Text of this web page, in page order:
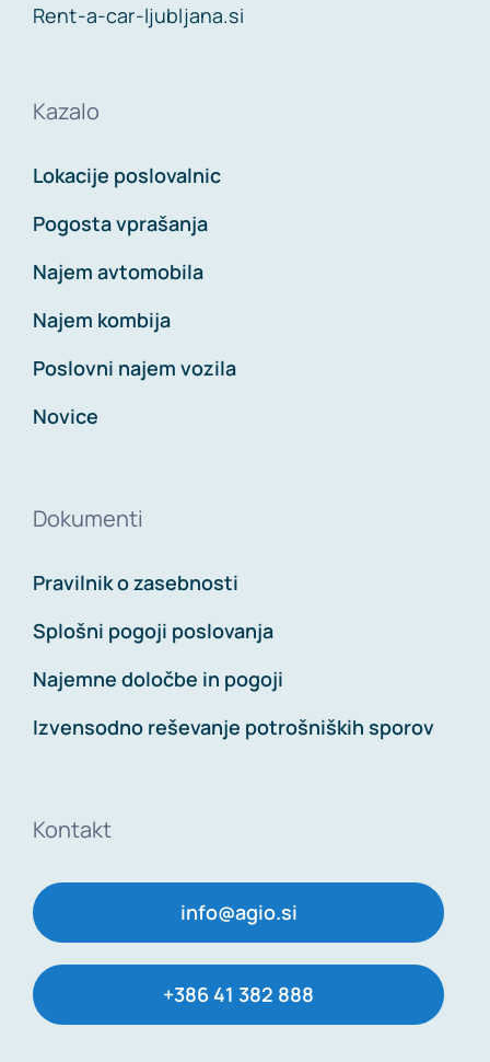
Rent-a-car-ljubljana.si
Kazalo
Lokacije poslovalnic
Pogosta vprašanja
Najem avtomobila
Najem kombija
Poslovni najem vozila
Novice
Dokumenti
Pravilnik o zasebnosti
Splošni pogoji poslovanja
Najemne določbe in pogoji
Izvensodno reševanje potrošniških sporov
Kontakt
info@agio.si
+386 41 382 888